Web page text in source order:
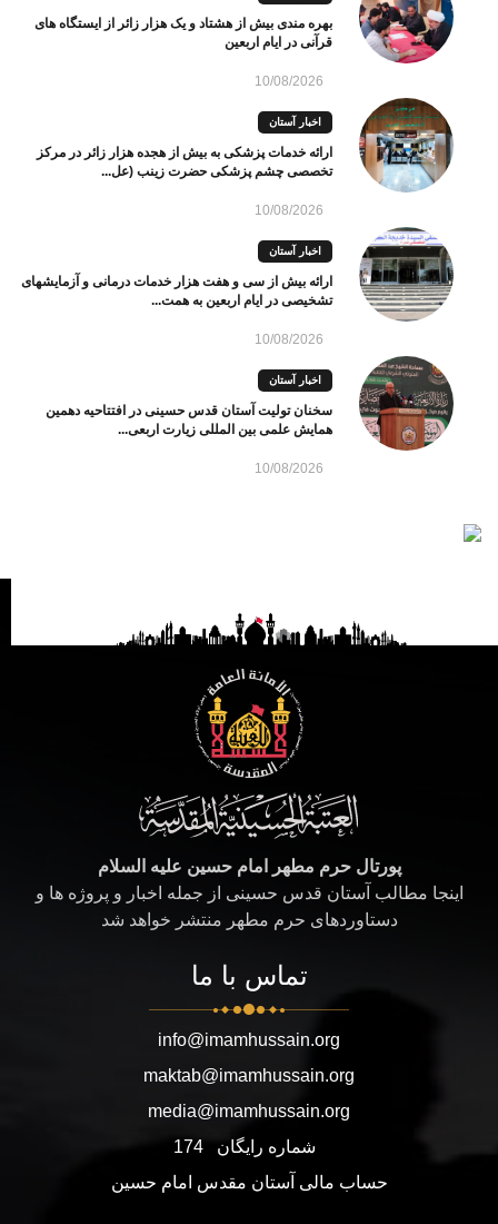
بهره مندی بیش از هشتاد و یک هزار زائر از ایستگاه های
قرآنی در ایام اربعین
10/08/2026
اخبار آستان
ارائه خدمات پزشکی به بیش از هجده هزار زائر در مرکز
تخصصی چشم پزشکی حضرت زینب (عل...
10/08/2026
اخبار آستان
ارائه بیش از سی و هفت هزار خدمات درمانی و آزمایشهای
تشخیصی در ایام اربعین به همت...
10/08/2026
اخبار آستان
سخنان تولیت آستان قدس حسینی در افتتاحیه دهمین
همایش علمی بین ‌المللی زیارت اربعی...
10/08/2026
پورتال حرم مطهر امام حسین علیه السلام
اینجا مطالب آستان قدس حسینی از جمله اخبار و پروژه ها و
دستاوردهای حرم مطهر منتشر خواهد شد
تماس با ما
info@imamhussain.org
maktab@imamhussain.org
media@imamhussain.org
شماره رایگان
174
حساب مالی آستان مقدس امام حسین